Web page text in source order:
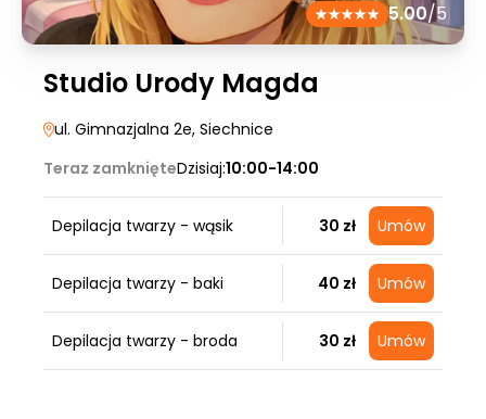
5.00/5
Studio Urody Magda
ul. Gimnazjalna 2e, Siechnice
Teraz zamknięteDzisiaj:10:00-14:00
Depilacja twarzy - wąsik 30 zł Umów
Depilacja twarzy - baki 40 zł Umów
Depilacja twarzy - broda 30 zł Umów